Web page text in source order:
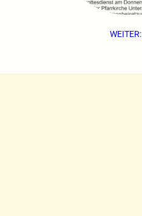
WEITER: